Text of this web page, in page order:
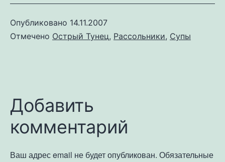
Опубликовано 14.11.2007
Отмечено Острый Тунец, Рассольники, Супы
Добавить
комментарий
Ваш адрес email не будет опубликован. Обязательные